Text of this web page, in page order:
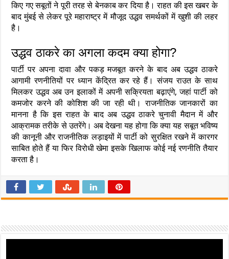
किए गए सबूतों ने पूरी तरह से बेनकाब कर दिया है। राहत की इस खबर के
बाद मुंबई से लेकर पूरे महाराष्ट्र में मौजूद उद्धव समर्थकों में खुशी की लहर
है।
उद्धव ठाकरे का अगला कदम क्या होगा?
पार्टी पर अपना दावा और पकड़ मजबूत करने के बाद अब उद्धव ठाकरे
आगामी रणनीतियों पर ध्यान केंद्रित कर रहे हैं। संजय राउत के साथ
मिलकर उद्धव अब उन इलाकों में अपनी सक्रियता बढ़ाएंगे, जहां पार्टी को
कमजोर करने की कोशिश की जा रही थी। राजनीतिक जानकारों का
मानना है कि इस राहत के बाद अब उद्धव ठाकरे चुनावी मैदान में और
आक्रामक तरीके से उतरेंगे। अब देखना यह होगा कि क्या यह सबूत भविष्य
की कानूनी और राजनीतिक लड़ाइयों में पार्टी को सुरक्षित रखने में कारगर
साबित होते हैं या फिर विरोधी खेमा इसके खिलाफ कोई नई रणनीति तैयार
करता है।